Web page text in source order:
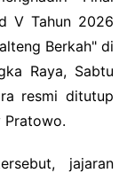
V Tahun 2026
Berkah" di
Raya, Sabtu
resmi ditutup
Pratowo.
jajaran